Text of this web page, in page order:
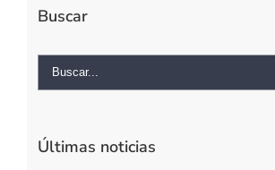
Buscar
Buscar:
Últimas noticias